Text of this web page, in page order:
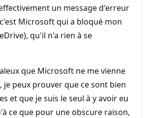
un message d'erreur
Microsoft qui a bloqué mon
qu'il n'a rien à se
que Microsoft ne me vienne
je peux prouver que ce sont bien
et que je suis le seul à y avoir eu
ce que pour une obscure raison,